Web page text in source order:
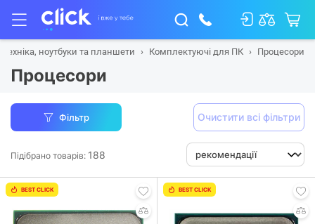
ноутбуки та планшети Комплектуючі для ПК Процесори
Процесори
Фільтр Очистити всі фільтри
Підібрано товарів: 188
BEST CLICK BEST CLICK